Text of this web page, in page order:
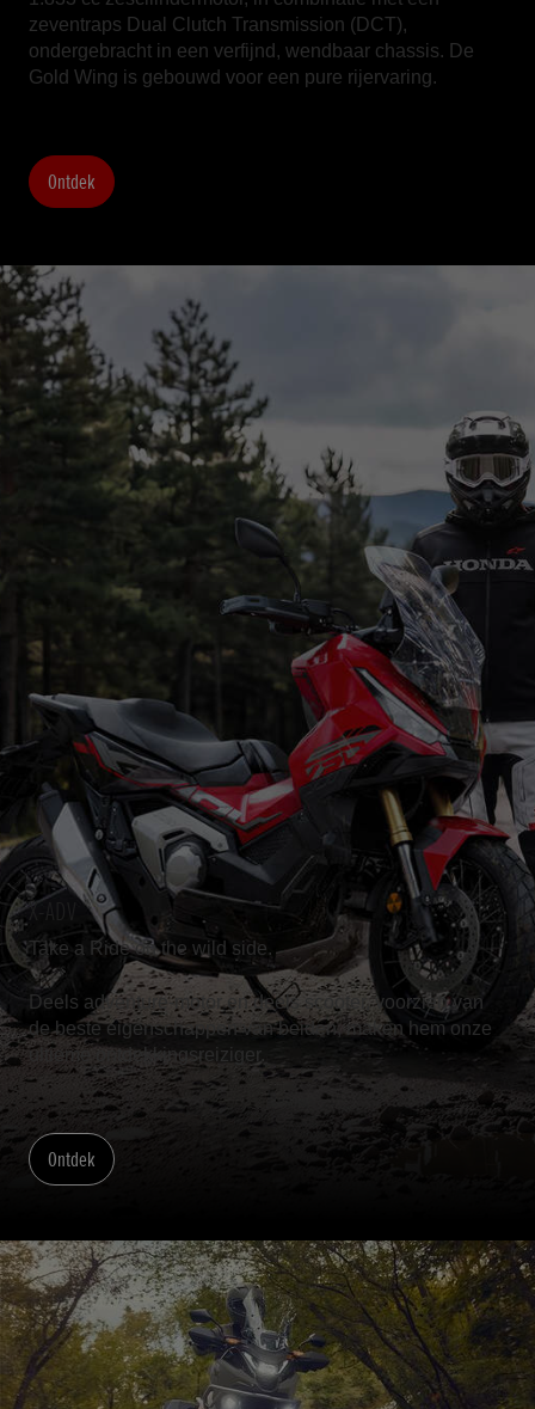
zeventraps Dual Clutch Transmission (DCT),
ondergebracht in een verfijnd, wendbaar chassis. De
Gold Wing is gebouwd voor een pure rijervaring.
Ontdek
X-ADV
Take a Ride on the wild side.
Deels adventure-motor en deels scooter, voorzien van
de beste eigenschappen van beiden, maken hem onze
ultieme ontdekkingsreiziger.
Ontdek